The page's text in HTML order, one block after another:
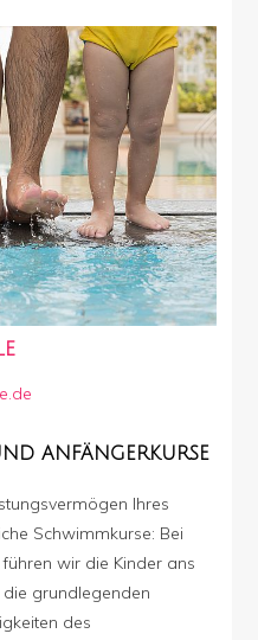
ANFÄNGERKURSE
Ihres
Schwimmkurse: Bei
wir die Kinder ans
grundlegenden
des